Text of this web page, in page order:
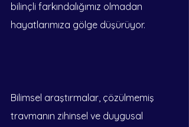
bilinçli farkındalığımız olmadan
hayatlarımıza gölge düşürüyor.
Bilimsel araştırmalar, çözülmemiş
travmanın zihinsel ve duygusal